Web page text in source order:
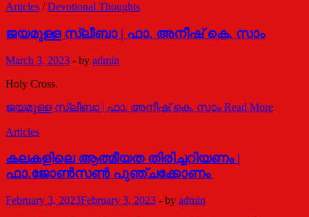
Articles /Devotional Thoughts
ജയമുള്ള സ്ലീബാ | ഫാ. അനീഷ് കെ. സാം
March 3, 2023 - by admin
Holy Cross.
ജയമുള്ള സ്ലീബാ | ഫാ. അനീഷ് കെ. സാം Read More
Articles
കലകളിലെ ആത്മീയത തിരിച്ചറിയണം |
ഫാ.ജോൺസൺ പുഞ്ചക്കോണം
February 3, 2023February 3, 2023 - by admin